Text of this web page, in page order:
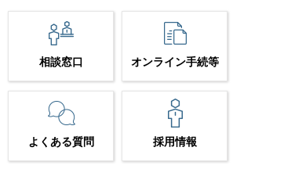
相談窓口 オンライン手続等
よくある質問 採用情報